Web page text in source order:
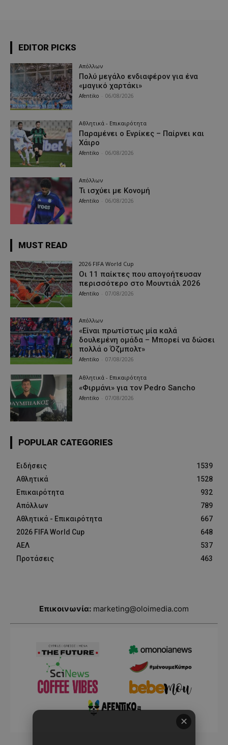
EDITOR PICKS
Απόλλων
Πολύ μεγάλο ενδιαφέρον για ένα
«μαγικό χαρτάκι»
Afentiko 06/08/2026
Αθλητικά - Επικαιρότητα
Παραμένει ο Ενρίκες – Παίρνει και
Χάιρο
Afentiko 06/08/2026
Απόλλων
Τι ισχύει με Κονομή
Afentiko 06/08/2026
MUST READ
2026 FIFA World Cup
Οι 11 παίκτες που απογοήτευσαν
περισσότερο στο Μουντιάλ 2026
Afentiko 07/08/2026
Απόλλων
«Είναι πρωτίστως μία καλά
δουλεμένη ομάδα – Μπορεί να δώσει
πολλά ο Όζμπολτ»
Afentiko 07/08/2026
Αθλητικά - Επικαιρότητα
«Φιρμάνι» για τον Pedro Sancho
Afentiko 07/08/2026
POPULAR CATEGORIES
Ειδήσεις
1539
Αθλητικά
1528
Επικαιρότητα
932
Απόλλων
789
Αθλητικά - Επικαιρότητα
667
2026 FIFA World Cup
648
ΑΕΛ
537
Προτάσεις
463
Επικοινωνία: marketing@oloimedia.com
✕